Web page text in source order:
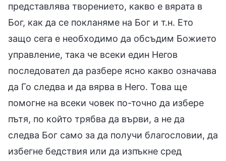
представлява творението, какво е вярата в
Бог, как да се покланяме на Бог и т.н. Ето
защо сега е необходимо да обсъдим Божието
управление, така че всеки един Негов
последовател да разбере ясно какво означава
да Го следва и да вярва в Него. Това ще
помогне на всеки човек по-точно да избере
пътя, по който трябва да върви, а не да
следва Бог само за да получи благословии, да
избегне бедствия или да изпъкне сред